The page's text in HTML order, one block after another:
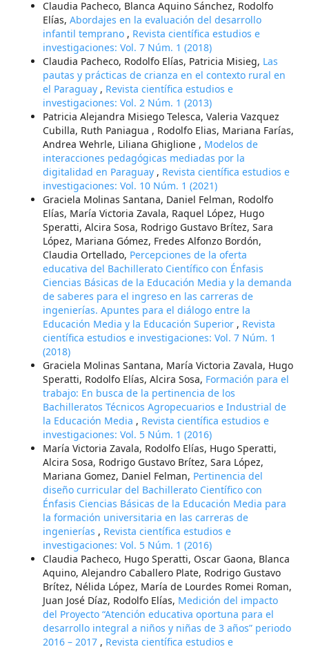
Claudia Pacheco, Blanca Aquino Sánchez, Rodolfo
Elías, Abordajes en la evaluación del desarrollo
infantil temprano , Revista científica estudios e
investigaciones: Vol. 7 Núm. 1 (2018)
Claudia Pacheco, Rodolfo Elías, Patricia Misieg, Las
pautas y prácticas de crianza en el contexto rural en
el Paraguay , Revista científica estudios e
investigaciones: Vol. 2 Núm. 1 (2013)
Patricia Alejandra Misiego Telesca, Valeria Vazquez
Cubilla, Ruth Paniagua , Rodolfo Elias, Mariana Farías,
Andrea Wehrle, Liliana Ghiglione , Modelos de
interacciones pedagógicas mediadas por la
digitalidad en Paraguay , Revista científica estudios e
investigaciones: Vol. 10 Núm. 1 (2021)
Graciela Molinas Santana, Daniel Felman, Rodolfo
Elías, María Victoria Zavala, Raquel López, Hugo
Speratti, Alcira Sosa, Rodrigo Gustavo Brítez, Sara
López, Mariana Gómez, Fredes Alfonzo Bordón,
Claudia Ortellado, Percepciones de la oferta
educativa del Bachillerato Científico con Énfasis
Ciencias Básicas de la Educación Media y la demanda
de saberes para el ingreso en las carreras de
ingenierías. Apuntes para el diálogo entre la
Educación Media y la Educación Superior , Revista
científica estudios e investigaciones: Vol. 7 Núm. 1
(2018)
Graciela Molinas Santana, María Victoria Zavala, Hugo
Speratti, Rodolfo Elías, Alcira Sosa, Formación para el
trabajo: En busca de la pertinencia de los
Bachilleratos Técnicos Agropecuarios e Industrial de
la Educación Media , Revista científica estudios e
investigaciones: Vol. 5 Núm. 1 (2016)
María Victoria Zavala, Rodolfo Elías, Hugo Speratti,
Alcira Sosa, Rodrigo Gustavo Brítez, Sara López,
Mariana Gomez, Daniel Felman, Pertinencia del
diseño curricular del Bachillerato Científico con
Énfasis Ciencias Básicas de la Educación Media para
la formación universitaria en las carreras de
ingenierías , Revista científica estudios e
investigaciones: Vol. 5 Núm. 1 (2016)
Claudia Pacheco, Hugo Speratti, Oscar Gaona, Blanca
Aquino, Alejandro Caballero Plate, Rodrigo Gustavo
Brítez, Nélida López, María de Lourdes Romei Roman,
Juan José Díaz, Rodolfo Elías, Medición del impacto
del Proyecto “Atención educativa oportuna para el
desarrollo integral a niños y niñas de 3 años” periodo
2016 – 2017 , Revista científica estudios e